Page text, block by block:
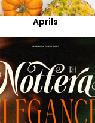
Aprils